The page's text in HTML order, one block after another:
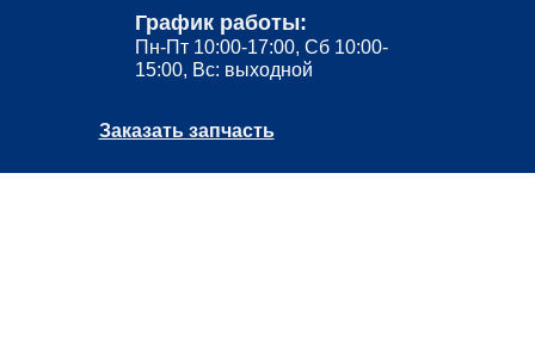
График работы:
Пн-Пт 10:00-17:00, Сб 10:00-
15:00, Вс: выходной
Заказать запчасть